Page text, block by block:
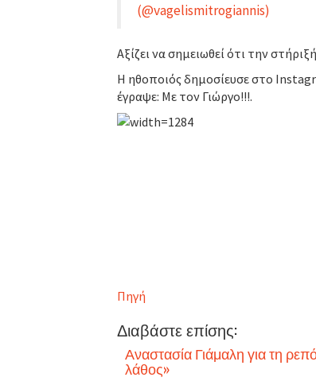
(@vagelismitrogiannis)
Αξίζει να σημειωθεί ότι την
Η ηθοποιός δημοσίευσε στο
έγραψε: Με τον Γιώργο!!!.
Πηγή
Διαβάστε επίσης:
Αναστασία Γιάμαλη για τη
λάθος»